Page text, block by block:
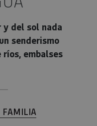
y del sol nada
senderismo
embalses
FAMILIA